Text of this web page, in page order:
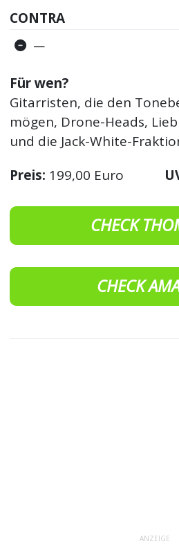
CONTRA
—
Für wen?
Gitarristen, die den
mögen, Drone-Heads,
und die Jack-White-
Preis: 199,00 Euro
CHECK
CHECK
ANZEIGE